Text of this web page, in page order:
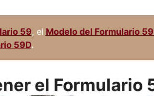
59, el Modelo del Formulario
59D.
el Formulario